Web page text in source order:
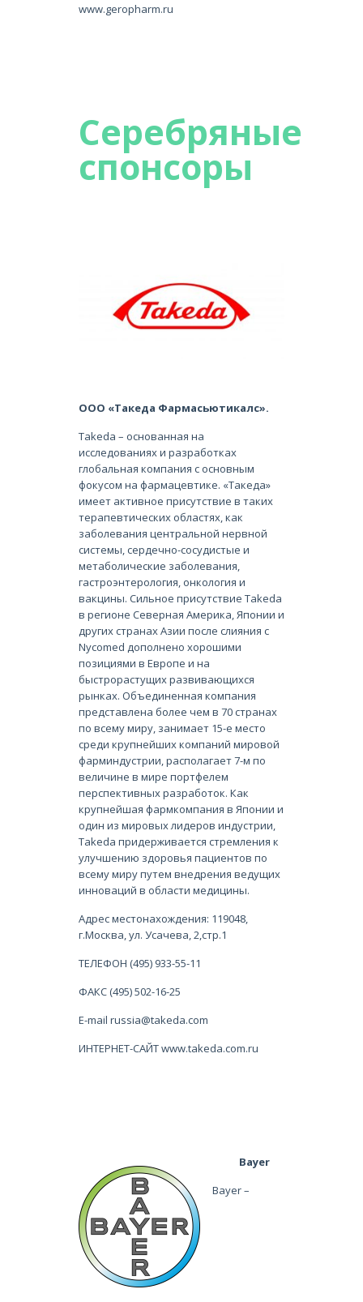
www.geropharm.ru
Серебряные
спонсоры
ООО «Такеда Фармасьютикалс».
Takeda – основанная на
исследованиях и разработках
глобальная компания с основным
фокусом на фармацевтике. «Такеда»
имеет активное присутствие в таких
терапевтических областях, как
заболевания центральной нервной
системы, сердечно-сосудистые и
метаболические заболевания,
гастроэнтерология, онкология и
вакцины. Сильное присутствие Takeda
в регионе Северная Америка, Японии и
других странах Азии после слияния с
Nycomed дополнено хорошими
позициями в Европе и на
быстрорастущих развивающихся
рынках. Объединенная компания
представлена более чем в 70 странах
по всему миру, занимает 15-е место
среди крупнейших компаний мировой
фарминдустрии, располагает 7-м по
величине в мире портфелем
перспективных разработок. Как
крупнейшая фармкомпания в Японии и
один из мировых лидеров индустрии,
Takeda придерживается стремления к
улучшению здоровья пациентов по
всему миру путем внедрения ведущих
инноваций в области медицины.
Адрес местонахождения: 119048,
г.Москва, ул. Усачева, 2,стр.1
ТЕЛЕФОН (495) 933-55-11
ФАКС (495) 502-16-25
E-mail russia@takeda.com
ИНТЕРНЕТ-САЙТ www.takeda.com.ru
Bayer
Bayer –